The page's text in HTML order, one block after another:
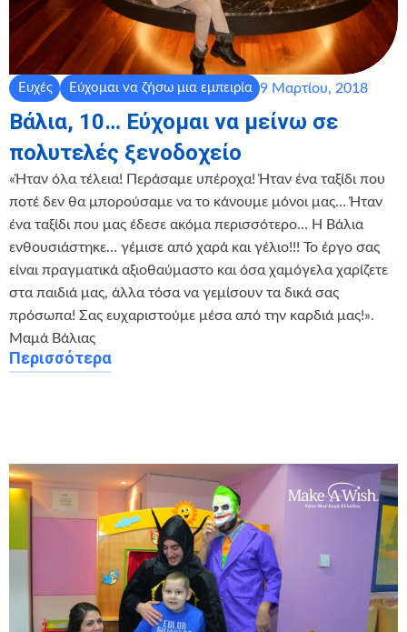
Ευχές Εύχομαι να ζήσω μια εμπειρία 9 Μαρτίου, 2018
Βάλια, 10… Εύχομαι να μείνω σε
πολυτελές ξενοδοχείο
«Ήταν όλα τέλεια! Περάσαμε υπέροχα! Ήταν ένα ταξίδι που
ποτέ δεν θα μπορούσαμε να το κάνουμε μόνοι μας… Ήταν
ένα ταξίδι που μας έδεσε ακόμα περισσότερο… Η Βάλια
ενθουσιάστηκε… γέμισε από χαρά και γέλιο!!! Το έργο σας
είναι πραγματικά αξιοθαύμαστο και όσα χαμόγελα χαρίζετε
στα παιδιά μας, άλλα τόσα να γεμίσουν τα δικά σας
πρόσωπα! Σας ευχαριστούμε μέσα από την καρδιά μας!».
Μαμά Βάλιας
Περισσότερα